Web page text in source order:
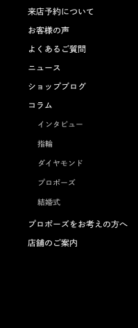
来店予約について
お客様の声
よくあるご質問
ニュース
ショップブログ
コラム
インタビュー
指輪
ダイヤモンド
プロポーズ
結婚式
プロポーズをお考えの方へ
店舗のご案内